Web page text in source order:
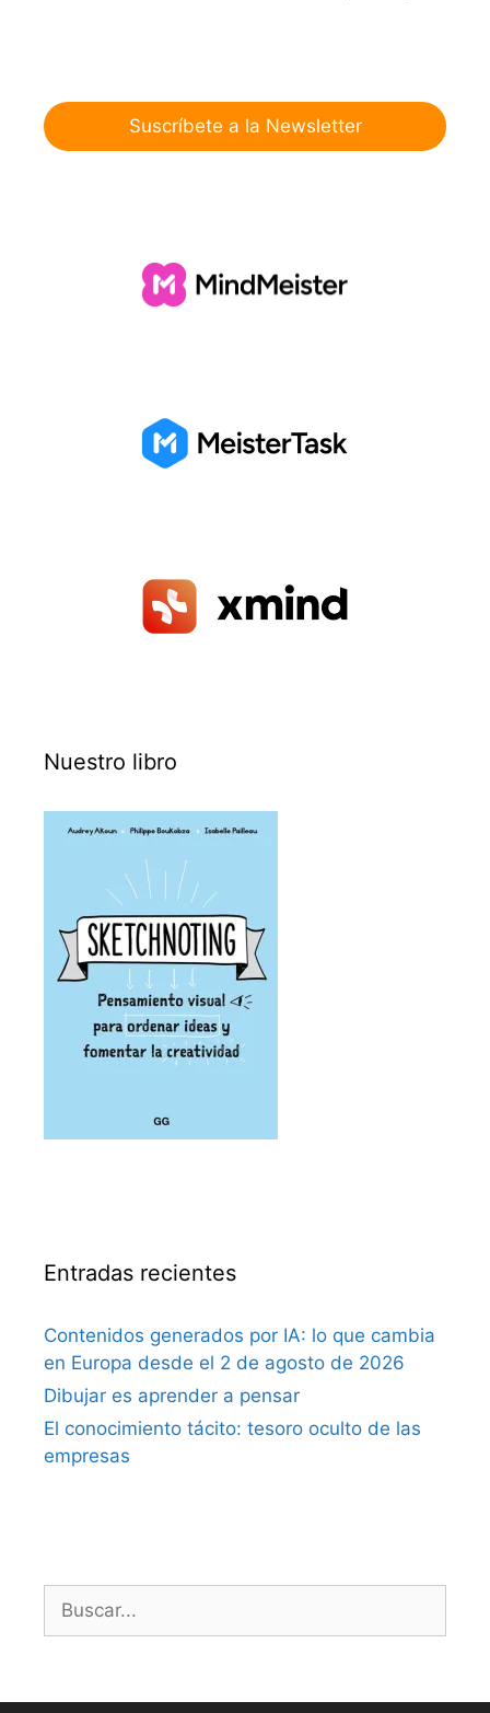
Suscríbete a la Newsletter
Nuestro libro
Entradas recientes
Contenidos generados por IA: lo que cambia
en Europa desde el 2 de agosto de 2026
Dibujar es aprender a pensar
El conocimiento tácito: tesoro oculto de las
empresas
Buscar: